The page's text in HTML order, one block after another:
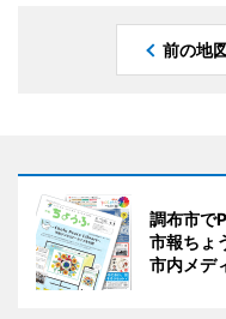
前の地
調布市で
市報ちょ
市内メデ